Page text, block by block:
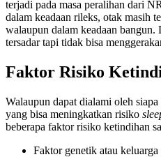
terjadi pada masa peralihan dari
dalam keadaan rileks, otak masih
walaupun dalam keadaan
tersadar tapi tidak bisa
Faktor Risiko
Walaupun dapat dialami oleh
yang bisa meningkatkan risiko
beberapa faktor risiko ketindihan
Faktor genetik atau